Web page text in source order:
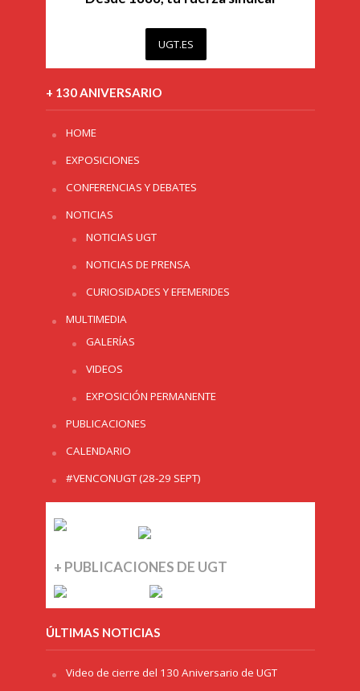
UGT.ES
+ 130 ANIVERSARIO
HOME
EXPOSICIONES
CONFERENCIAS Y DEBATES
NOTICIAS
NOTICIAS UGT
NOTICIAS DE PRENSA
CURIOSIDADES Y EFEMERIDES
MULTIMEDIA
GALERÍAS
VIDEOS
EXPOSICIÓN PERMANENTE
PUBLICACIONES
CALENDARIO
#VENCONUGT (28-29 SEPT)
+ PUBLICACIONES DE UGT
ÚLTIMAS NOTICIAS
Video de cierre del 130 Aniversario de UGT